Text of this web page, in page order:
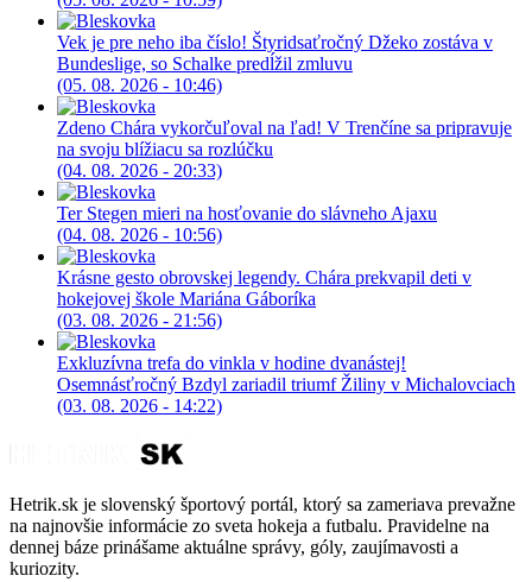
Vek je pre neho iba číslo! Štyridsaťročný Džeko zostáva v
Bundeslige, so Schalke predĺžil zmluvu
(05. 08. 2026 - 10:46)
Zdeno Chára vykorčuľoval na ľad! V Trenčíne sa pripravuje
na svoju blížiacu sa rozlúčku
(04. 08. 2026 - 20:33)
Ter Stegen mieri na hosťovanie do slávneho Ajaxu
(04. 08. 2026 - 10:56)
Krásne gesto obrovskej legendy. Chára prekvapil deti v
hokejovej škole Mariána Gáboríka
(03. 08. 2026 - 21:56)
Exkluzívna trefa do vinkla v hodine dvanástej!
Osemnásťročný Bzdyl zariadil triumf Žiliny v Michalovciach
(03. 08. 2026 - 14:22)
Hetrik.sk je slovenský športový portál, ktorý sa zameriava prevažne
na najnovšie informácie zo sveta hokeja a futbalu. Pravidelne na
dennej báze prinášame aktuálne správy, góly, zaujímavosti a
kuriozity.